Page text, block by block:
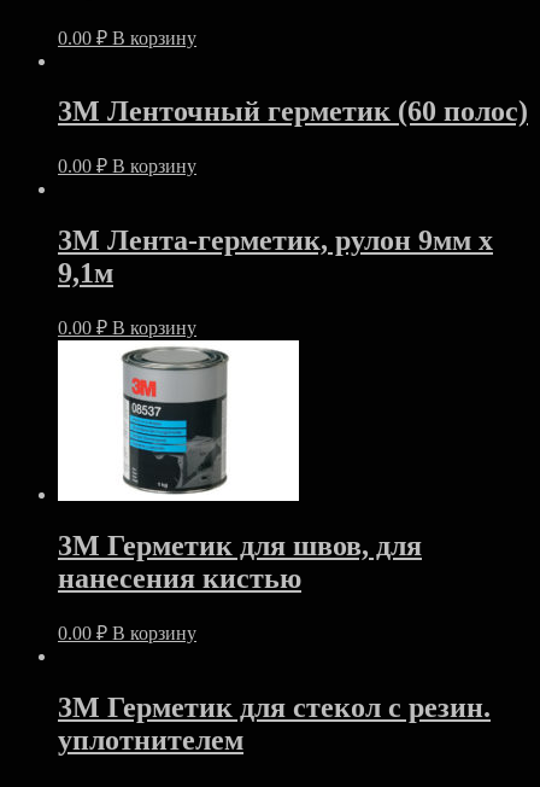
0.00 ₽ В корзину
3M Ленточный герметик (60 полос)
0.00 ₽ В корзину
3M Лента-герметик, рулон 9мм х
9,1м
0.00 ₽ В корзину
3M Герметик для швов, для
нанесения кистью
0.00 ₽ В корзину
3M Герметик для стекол с резин.
уплотнителем